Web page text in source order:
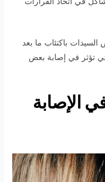
باكتئاب ما بعد
تؤثر في إصابة بعض
الإصابة